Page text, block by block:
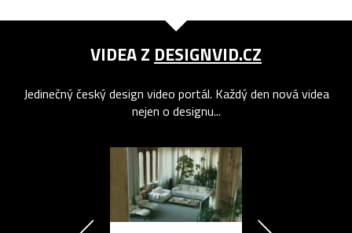
VIDEA Z DESIGNVID.CZ
Jedinečný český design video portál. Každý den nová videa
nejen o designu...